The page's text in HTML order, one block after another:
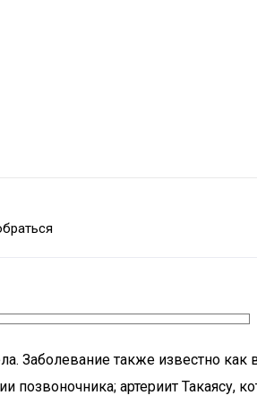
Заболевание также известно
артериит Такаясу,